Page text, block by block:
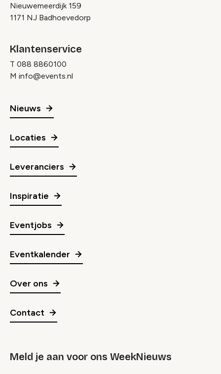
Nieuwemeerdijk 159
1171 NJ Badhoevedorp
Klantenservice
T 088 8860100
M info@events.nl
Nieuws
Locaties
Leveranciers
Inspiratie
Eventjobs
Eventkalender
Over ons
Contact
Meld je aan voor ons WeekNieuws